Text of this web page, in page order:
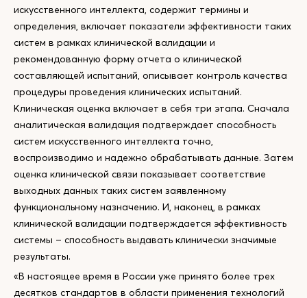
искусственного интеллекта, содержит термины и
определения, включает показатели эффективности таких
систем в рамках клинической валидации и
рекомендованную форму отчета о клинической
составляющей испытаний, описывает контроль качества
процедуры проведения клинических испытаний.
Клиническая оценка включает в себя три этапа. Сначала
аналитическая валидация подтверждает способность
систем искусственного интеллекта точно,
воспроизводимо и надежно обрабатывать данные. Затем
оценка клинической связи показывает соответствие
выходных данных таких систем заявленному
функциональному назначению. И, наконец, в рамках
клинической валидации подтверждается эффективность
системы – способность выдавать клинически значимые
результаты.
«В настоящее время в России уже принято более трех
десятков стандартов в области применения технологий